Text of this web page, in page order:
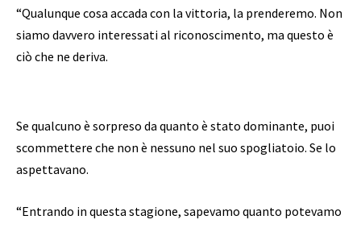
“Qualunque cosa accada con la vittoria, la prenderemo. Non
siamo davvero interessati al riconoscimento, ma questo è
ciò che ne deriva.
Se qualcuno è sorpreso da quanto è stato dominante, puoi
scommettere che non è nessuno nel suo spogliatoio. Se lo
aspettavano.
“Entrando in questa stagione, sapevamo quanto potevamo